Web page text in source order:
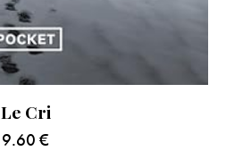
Le Cri
9.60 €